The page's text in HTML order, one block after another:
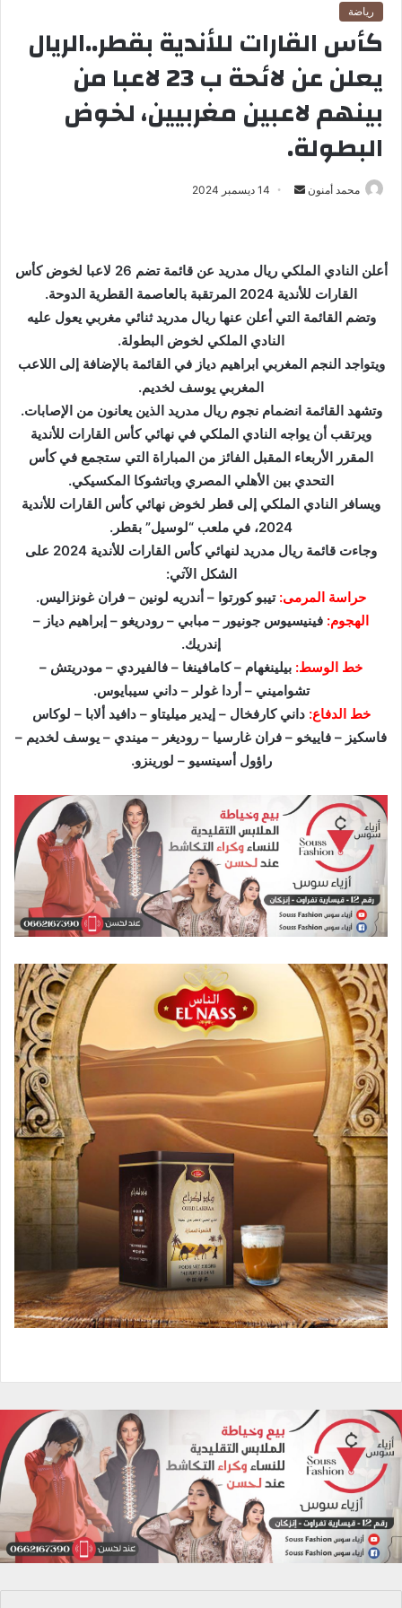
رياضة
كأس القارات للأندية بقطر..الريال
يعلن عن لائحة ب 23 لاعبا من
بينهم لاعبين مغربيين، لخوض
البطولة.
محمد أمنون
ب
ر
ي
ا
و
ن
ي
ا
14 ديسمبر 2024
أعلن النادي الملكي ريال مدريد عن قائمة تضم 26 لاعبا لخوض كأس
القارات للأندية 2024 المرتقبة بالعاصمة القطرية الدوحة.
وتضم القائمة التي أعلن عنها ريال مدريد ثنائي مغربي يعول عليه
النادي الملكي لخوض البطولة.
ويتواجد النجم المغربي ابراهيم دياز في القائمة بالإضافة إلى اللاعب
المغربي يوسف لخديم.
وتشهد القائمة انضمام نجوم ريال مدريد الذين يعانون من الإصابات.
ويرتقب أن يواجه النادي الملكي في نهائي كأس القارات للأندية
المقرر الأربعاء المقبل الفائز من المباراة التي ستجمع في كأس
التحدي بين الأهلي المصري وباتشوكا المكسيكي.
ويسافر النادي الملكي إلى قطر لخوض نهائي كأس القارات للأندية
2024، في ملعب “لوسيل” بقطر.
وجاءت قائمة ريال مدريد لنهائي كأس القارات للأندية 2024 على
الشكل الآتي:
حراسة المرمى: تيبو كورتوا – أندريه لونين – فران غونزاليس.
الهجوم: فينيسيوس جونيور – مبابي – رودريغو – إبراهيم دياز –
إندريك.
خط الوسط: بيلينغهام – كامافينغا – فالفيردي – مودريتش –
تشواميني – أردا غولر – داني سيبايوس.
خط الدفاع: داني كارفخال – إيدير ميليتاو – دافيد ألابا – لوكاس
فاسكيز – فاييخو – فران غارسيا – روديغر – ميندي – يوسف لخديم –
راؤول أسينسيو – لورينزو.